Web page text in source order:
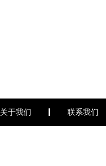
关于我们 联系我们